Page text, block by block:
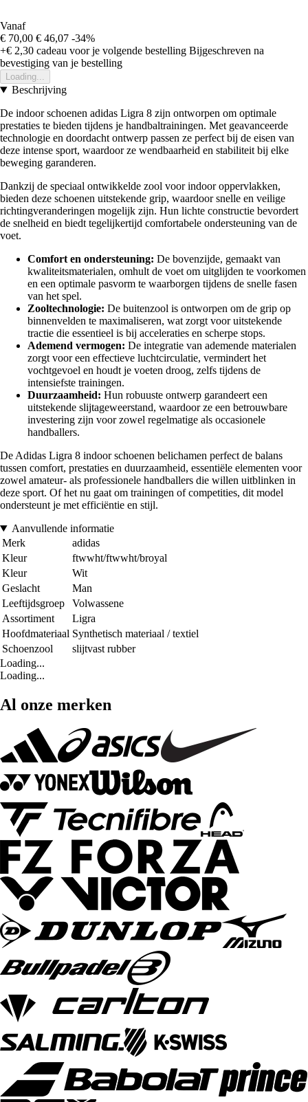
Vanaf
€ 70,00 € 46,07 -34%
+€ 2,30 cadeau voor je volgende bestelling Bijgeschreven na
bevestiging van je bestelling
Loading...
Beschrijving
De indoor schoenen adidas Ligra 8 zijn ontworpen om optimale
prestaties te bieden tijdens je handbaltrainingen. Met geavanceerde
technologie en doordacht ontwerp passen ze perfect bij de eisen van
deze intense sport, waardoor ze wendbaarheid en stabiliteit bij elke
beweging garanderen.
Dankzij de speciaal ontwikkelde zool voor indoor oppervlakken,
bieden deze schoenen uitstekende grip, waardoor snelle en veilige
richtingveranderingen mogelijk zijn. Hun lichte constructie bevordert
de snelheid en biedt tegelijkertijd comfortabele ondersteuning van de
voet.
Comfort en ondersteuning: De bovenzijde, gemaakt van
kwaliteitsmaterialen, omhult de voet om uitglijden te voorkomen
en een optimale pasvorm te waarborgen tijdens de snelle fasen
van het spel.
Zooltechnologie: De buitenzool is ontworpen om de grip op
binnenvelden te maximaliseren, wat zorgt voor uitstekende
tractie die essentieel is bij acceleraties en scherpe stops.
Ademend vermogen: De integratie van ademende materialen
zorgt voor een effectieve luchtcirculatie, vermindert het
vochtgevoel en houdt je voeten droog, zelfs tijdens de
intensiefste trainingen.
Duurzaamheid: Hun robuuste ontwerp garandeert een
uitstekende slijtageweerstand, waardoor ze een betrouwbare
investering zijn voor zowel regelmatige als occasionele
handballers.
De Adidas Ligra 8 indoor schoenen belichamen perfect de balans
tussen comfort, prestaties en duurzaamheid, essentiële elementen voor
zowel amateur- als professionele handballers die willen uitblinken in
deze sport. Of het nu gaat om trainingen of competities, dit model
ondersteunt je met efficiëntie en stijl.
Aanvullende informatie
Merk
adidas
Kleur
ftwwht/ftwwht/broyal
Kleur
Wit
Geslacht
Man
Leeftijdsgroep
Volwassene
Assortiment
Ligra
Hoofdmateriaal Synthetisch materiaal / textiel
Schoenzool
slijtvast rubber
Loading...
Loading...
Al onze merken